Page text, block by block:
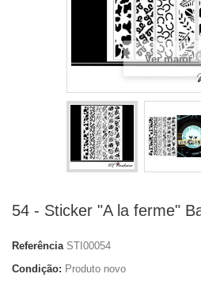
Ver maior
54 - Sticker "A la ferme"
Referência STI00054
Condição: Produto novo